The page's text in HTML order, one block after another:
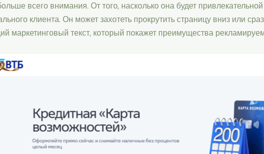
всего внимания. От того, насколько она будет
клиента. Он может захотеть прокрутить страницу вниз или
маркетинговый текст, который покажет преимущества